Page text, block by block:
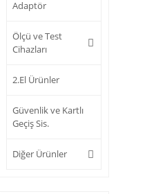
Adaptör
Ölçü ve Test
Cihazları
2.El Ürünler
Güvenlik ve Kartlı
Geçiş Sis.
Diğer Ürünler